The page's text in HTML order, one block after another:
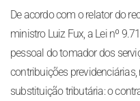
De acordo com o relator do
ministro Luiz Fux, a Lei nº
pessoal do tomador dos
contribuições
substituição tributária: o